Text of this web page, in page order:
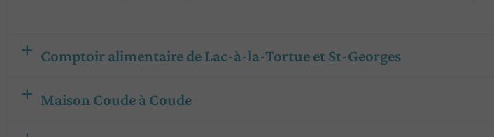
Comptoir alimentaire de Lac-à-la-Tortue et St-Georges
Maison Coude à Coude